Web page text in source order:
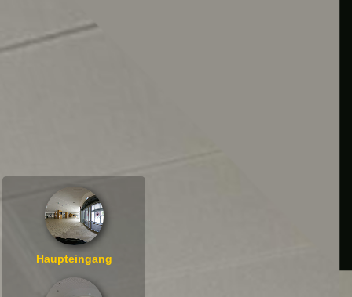
Haupteingang